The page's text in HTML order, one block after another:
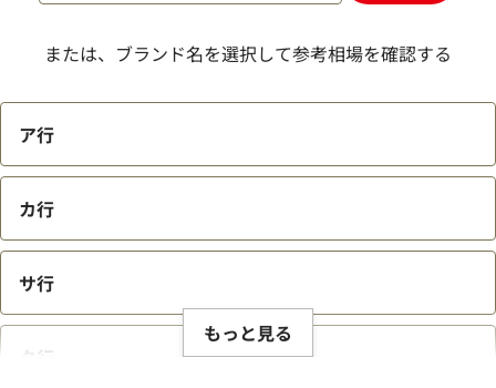
または、ブランド名を選択して参考相場を確認する
ア行
カ行
サ行
タ行
もっと見る